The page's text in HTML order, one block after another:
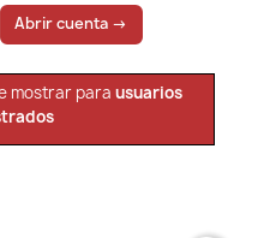
Abrir cuenta →
mostrar para usuarios